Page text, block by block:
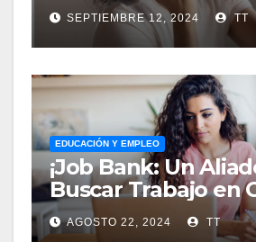
SEPTIEMBRE 12, 2024 TT
EDUCACIÓN Y EMPLEO
¡Job Bank: Un
Buscar Trabajo en
AGOSTO 22, 2024 TT